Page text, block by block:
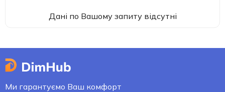
Дані по Вашому запиту відсутні
Ми гарантуємо Ваш комфорт